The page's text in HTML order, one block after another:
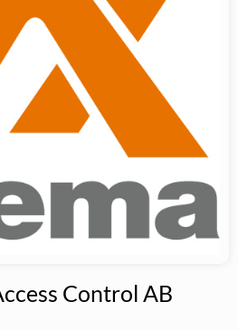
Control AB